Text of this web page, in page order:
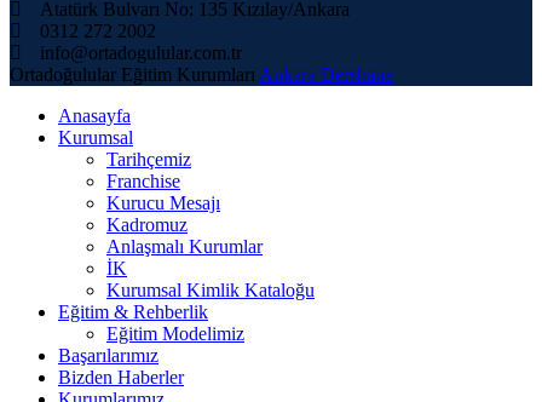
Atatürk Bulvarı No: 135 Kızılay/Ankara
0312 272 2002
info@ortadogulular.com.tr
Ortadoğulular Eğitim Kurumları Ankara Dershane
Anasayfa
Kurumsal
Tarihçemiz
Franchise
Kurucu Mesajı
Kadromuz
Anlaşmalı Kurumlar
İK
Kurumsal Kimlik Kataloğu
Eğitim & Rehberlik
Eğitim Modelimiz
Başarılarımız
Bizden Haberler